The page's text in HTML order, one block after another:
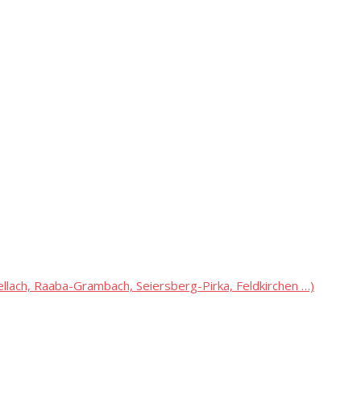
Raaba-Grambach, Seiersberg-Pirka, Feldkirchen …)